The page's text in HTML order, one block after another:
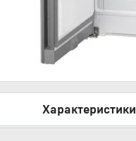
Характеристики